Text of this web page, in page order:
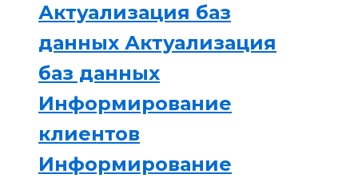
Актуализация баз
данных Актуализация
баз данных
Информирование
клиентов
Информирование